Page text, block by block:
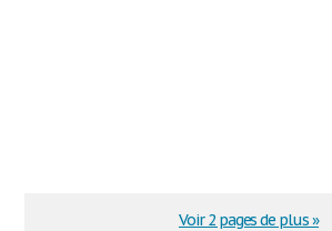
Voir 2 pages de plus »